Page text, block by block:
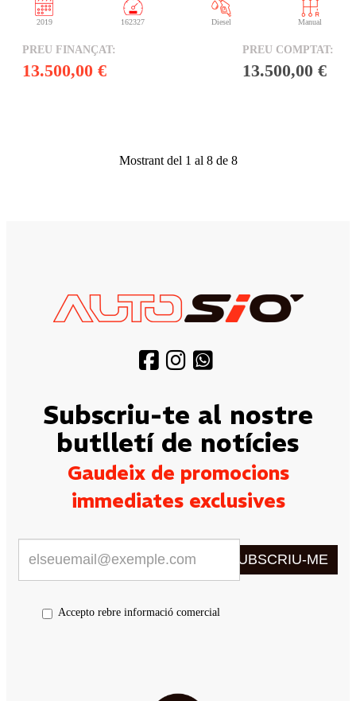
2019 162327 Diesel Manual
13.500,00 €
13.500,00 €
Mostrant del 1 al 8 de 8
Subscriu-te al nostre
butlletí de notícies
Gaudeix de promocions
immediates exclusives
SUBSCRIU-ME
Accepto rebre informació comercial